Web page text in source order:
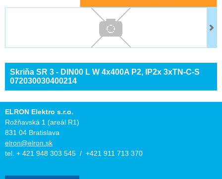
Skriňa SR 3 - DIN00 L W 4x400A P2, IP2x 3xTN-C-S
072030030400214
ELRON Elektro s.r.o.
Rožňavská 1 (areál R1)
831 04 Bratislava
elron@elron.sk
tel. + 421 948 303 545 / +421 911 713 370